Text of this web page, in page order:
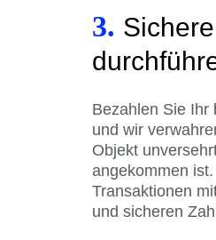
3.
Bezahlen Sie Ihr
und wir
Objekt
angekommen
Transaktionen
und sicheren